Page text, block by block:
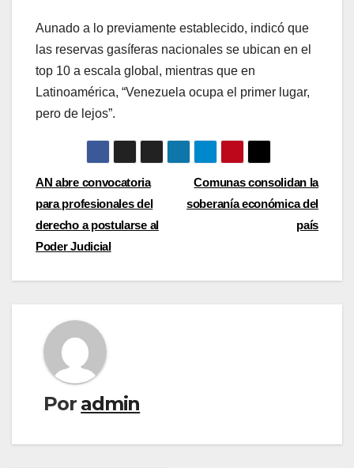
Aunado a lo previamente establecido, indicó que
las reservas gasíferas nacionales se ubican en el
top 10 a escala global, mientras que en
Latinoamérica, “Venezuela ocupa el primer lugar,
pero de lejos”.
Navegación
de
entradas
Comunas consolidan la
soberanía económica del
país
AN abre convocatoria
para profesionales del
derecho a postularse al
Poder Judicial
Por admin